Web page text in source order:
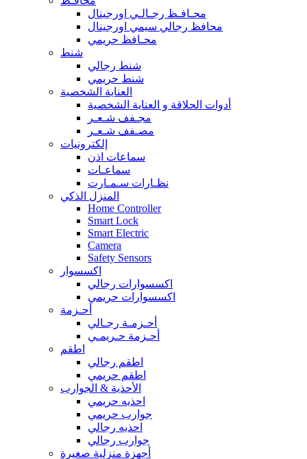
محـافـظ رجـالـي اورجينال
محافظ رجالي سيمي اورجينال
محـافظ حريمي
شنط
شنط رجالي
شنط حريمي
العناية الشخصية
أدوات الحلاقة و العناية الشخصية
مجـفف شـعـر
مصـفف شـعـر
إلكترونيات
سماعات اذن
سماعـات
نظـارات سـمـارت
المنزل الذكي
Home Controller
Smart Lock
Smart Electric
Camera
Safety Sensors
اكسسوار
اكسسوارات رجالي
اكسسوارات حريمي
أحـزمة
أحـزمـة رجـالي
أحـزمة حـريمـي
اطقم
اطقم رجالي
اطقم حريمي
الأحذية & الجوارب
احذيه حريمي
جوارب حريمي
احذيه رجالي
جوارب رجالي
أجهزة منزلية صغيرة